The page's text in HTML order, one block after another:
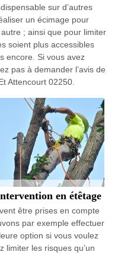
sur d’autres
un écimage pour
; ainsi que pour limiter
soient plus accessibles
encore. Si vous avez
pas à demander l’avis de
Attencourt 02250.
en étêtage
être prises en compte
par exemple effectuer
option si vous voulez
limiter les risques qu’un